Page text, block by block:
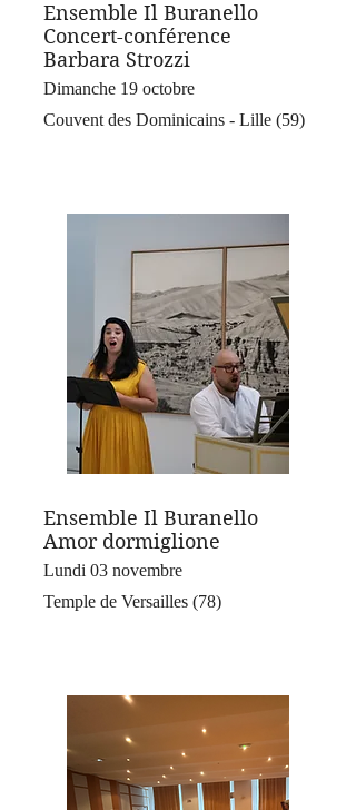
Ensemble Il Buranello
Concert-conférence
Barbara Strozzi
Dimanche 19 octobre
Couvent des Dominicains - Lille (59)
Ensemble Il Buranello
Amor dormiglione
Lundi 03 novembre
Temple de Versailles (78)